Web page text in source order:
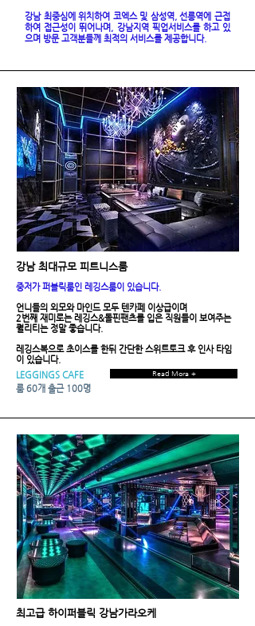
강남 최중심에 위치하여 코엑스 및 삼성역, 선릉역에 근접
하여 접근성이 뛰어나며, 강남지역 픽업서비스를 하고 있
으며 방문 고객분들께 최적의 서비스를 제공합니다.
​강남 최대규모 피트니스룸
​중저가 퍼블릭룸인 레깅스룸이 있습니다.
언니들의 외모와 마인드 모두 텐카페 이상급이며
2번째 재미로는 레깅스&돌핀팬츠를 입은 직원들이 보여주는
퀄리티는 정말 좋습니다.
레깅스복으로 초이스를 한뒤 간단한 스위트토크 후 인사 타임
이 있습니다.
​룸 60개 출근 100명
LEGGINGS CAFE Read Mora +
최고급 하이퍼블릭 강남가라오케